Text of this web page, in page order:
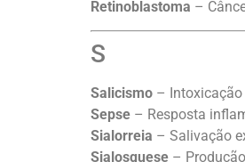
Retinoblastoma –
S
Salicismo –
Sepse – Resposta
Sialorreia – Salivação
Sialosquese –